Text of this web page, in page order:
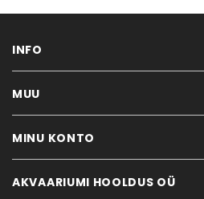
INFO
Tarneviis
Ostutingimused
Akvaariumi puhastus
MUU
Kaubamärgid
Uued tooted
MINU KONTO
Minu konto
AKVAARIUMI HOOLDUS OÜ